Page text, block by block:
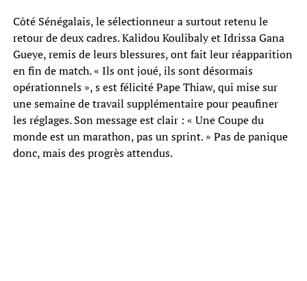
Côté Sénégalais, le sélectionneur a surtout retenu le
retour de deux cadres. Kalidou Koulibaly et Idrissa Gana
Gueye, remis de leurs blessures, ont fait leur réapparition
en fin de match. « Ils ont joué, ils sont désormais
opérationnels », s est félicité Pape Thiaw, qui mise sur
une semaine de travail supplémentaire pour peaufiner
les réglages. Son message est clair : « Une Coupe du
monde est un marathon, pas un sprint. » Pas de panique
donc, mais des progrès attendus.